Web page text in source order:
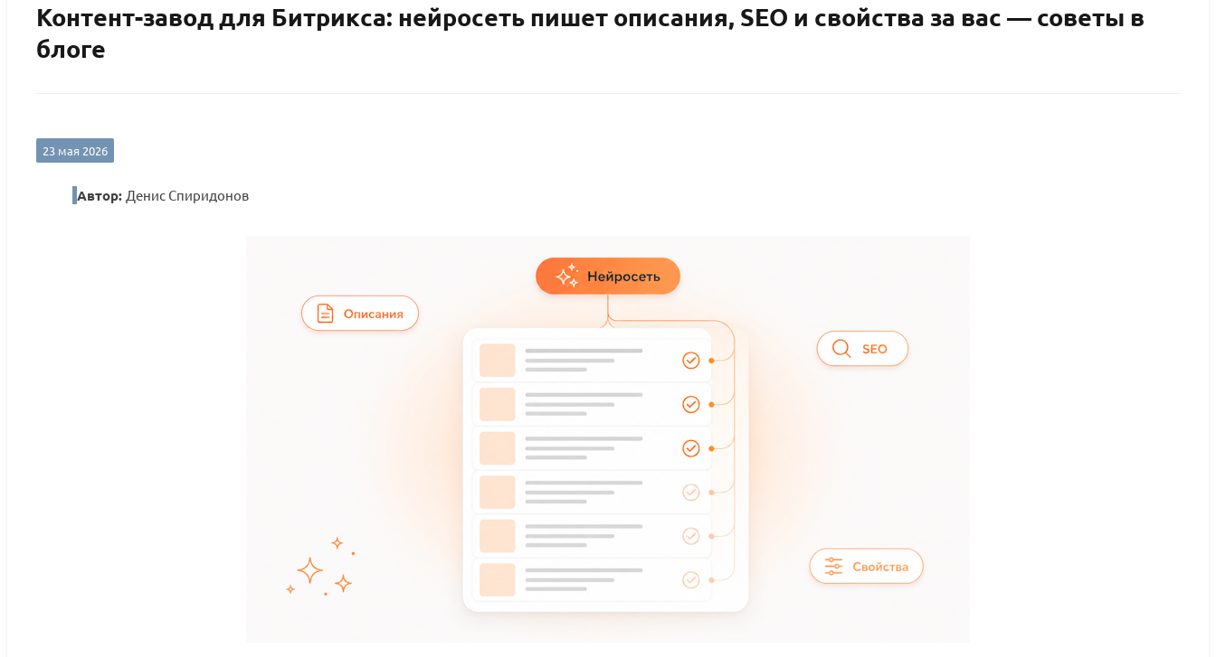
Контент-завод для Битрикса: нейросеть пишет описания, SEO и свойства за вас — советы в
блоге
23 мая 2026
Автор: Денис Спиридонов